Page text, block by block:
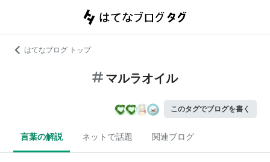
はてなブログ トップ
マルラオイル
このタグでブログを書く
言葉の解説 ネットで話題 関連ブログ